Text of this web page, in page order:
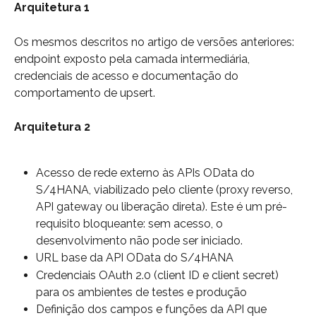
Arquitetura 1
Os mesmos descritos no artigo de versões anteriores:
endpoint exposto pela camada intermediária,
credenciais de acesso e documentação do
comportamento de upsert.
Arquitetura 2
Acesso de rede externo às APIs OData do
S/4HANA, viabilizado pelo cliente (proxy reverso,
API gateway ou liberação direta). Este é um pré-
requisito bloqueante: sem acesso, o
desenvolvimento não pode ser iniciado.
URL base da API OData do S/4HANA
Credenciais OAuth 2.0 (client ID e client secret)
para os ambientes de testes e produção
Definição dos campos e funções da API que